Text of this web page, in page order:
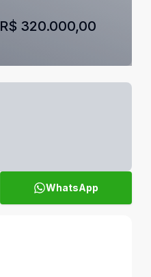
R$ 320.000,00
WhatsApp